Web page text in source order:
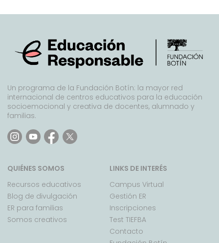
Un programa de la Fundación Botín: la mayor red
internacional de centros educativos para la educación
socioemocional y creativa de docentes, alumnado y
familias.
QUIÉNES SOMOS
Recursos educativos
Blog de divulgación
ER para familias
Somos creativos
LINKS DE INTERÉS
Campus Virtual
Gestión ER
Inscripciones
Test TIEFBA
Contacto